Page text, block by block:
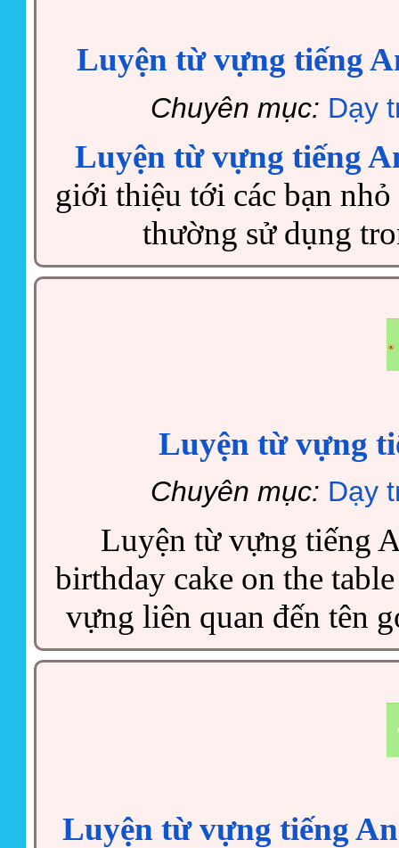
Luyện từ vựng tiếng
Chuyên mục: Dạy
Luyện từ vựng tiếng
giới thiệu tới các bạn
thường sử dụng
Luyện từ vựng
Chuyên mục: Dạy
Luyện từ vựng tiếng
birthday cake on the
vựng liên quan đến tên
Luyện từ vựng tiếng